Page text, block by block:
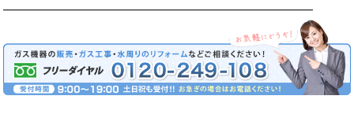
━━━━━━━━━━━━━━━━━━━━━━━━━━━━